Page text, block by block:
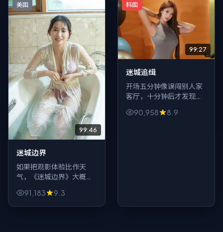
美国
99:46
迷城边界
如果把观影体验比作天
气，《迷城边界》大概是
不讨好，爱情的张力来自
沉默与眼神。适合一个
91,183 9.3
韩国
99:27
迷城追缉
开场五分钟像误闯别人家
客厅，十分钟后才发现门
追缉》的动作气质：生活
90,958 8.9